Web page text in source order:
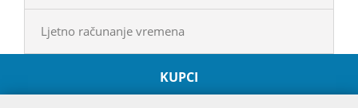
Ljetno računanje vremena
KUPCI
O HEP GRUPI